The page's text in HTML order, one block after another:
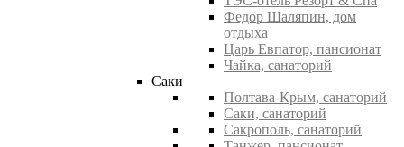
Федор Шаляпин, дом
отдыха
Царь Евпатор, пансионат
Чайка, санаторий
Саки
Полтава-Крым, санаторий
Саки, санаторий
Сакрополь, санаторий